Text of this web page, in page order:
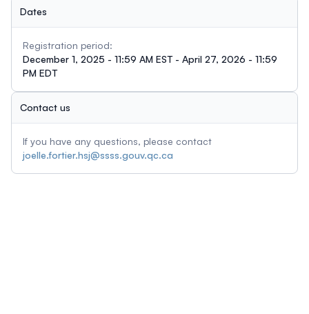
Dates
Registration period:
December 1, 2025 - 11:59 AM EST - April 27, 2026 - 11:59
PM EDT
Contact us
If you have any questions, please contact
joelle.fortier.hsj@ssss.gouv.qc.ca